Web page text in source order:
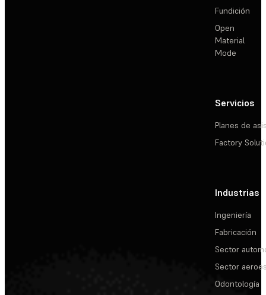
Fundición
Open
Material
Mode
Servicios
Planes de
Factory
Industrias
Ingeniería
Fabricación
Sector
Sector
Odontología